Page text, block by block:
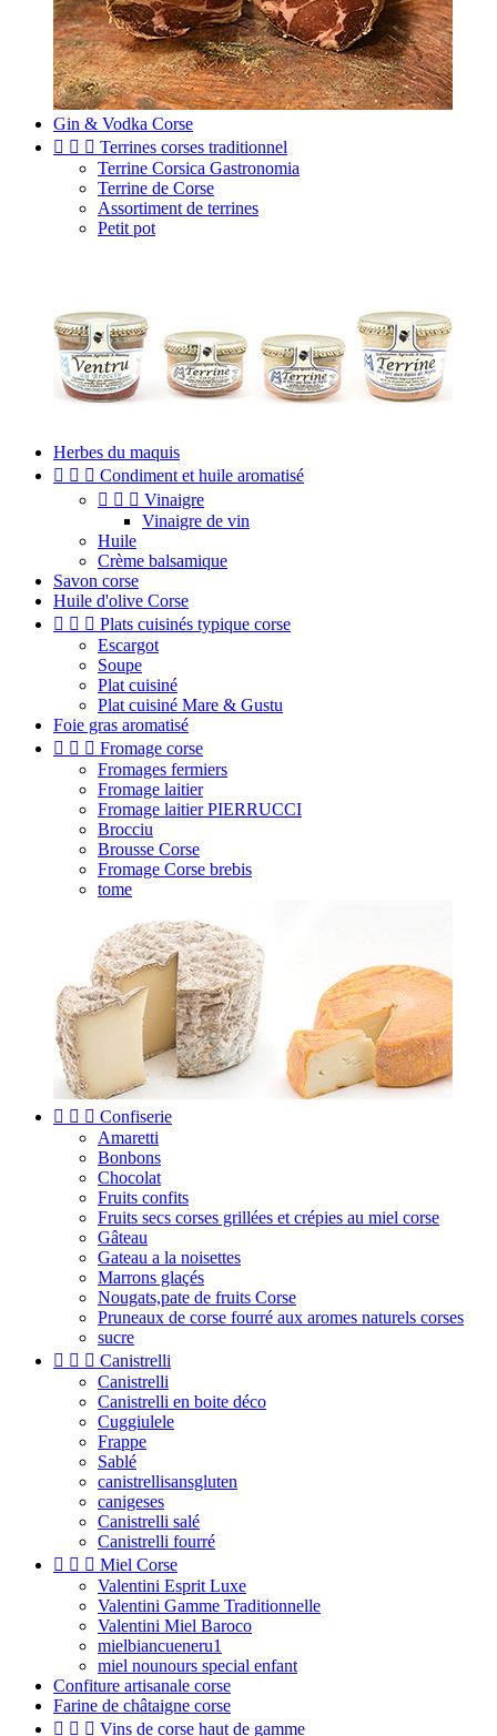
Gin & Vodka Corse
   Terrines corses traditionnel
Terrine Corsica Gastronomia
Terrine de Corse
Assortiment de terrines
Petit pot
Herbes du maquis
   Condiment et huile aromatisé
   Vinaigre
Vinaigre de vin
Huile
Crème balsamique
Savon corse
Huile d'olive Corse
   Plats cuisinés typique corse
Escargot
Soupe
Plat cuisiné
Plat cuisiné Mare & Gustu
Foie gras aromatisé
   Fromage corse
Fromages fermiers
Fromage laitier
Fromage laitier PIERRUCCI
Brocciu
Brousse Corse
Fromage Corse brebis
tome
   Confiserie
Amaretti
Bonbons
Chocolat
Fruits confits
Fruits secs corses grillées et crépies au miel corse
Gâteau
Gateau a la noisettes
Marrons glaçés
Nougats,pate de fruits Corse
Pruneaux de corse fourré aux aromes naturels corses
sucre
   Canistrelli
Canistrelli
Canistrelli en boite déco
Cuggiulele
Frappe
Sablé
canistrellisansgluten
canigeses
Canistrelli salé
Canistrelli fourré
   Miel Corse
Valentini Esprit Luxe
Valentini Gamme Traditionnelle
Valentini Miel Baroco
mielbiancueneru1
miel nounours special enfant
Confiture artisanale corse
Farine de châtaigne corse
   Vins de corse haut de gamme